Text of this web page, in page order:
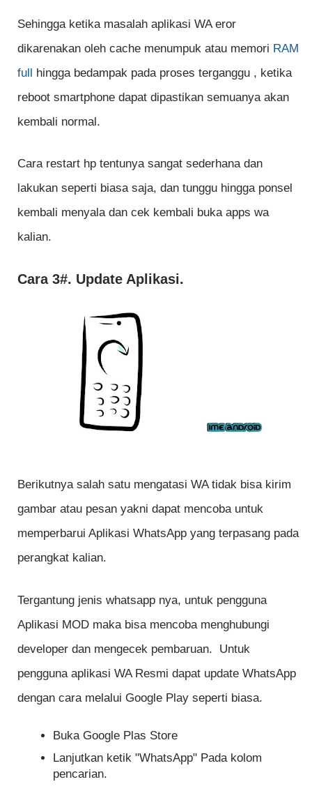
Sehingga ketika masalah aplikasi WA eror
dikarenakan oleh cache menumpuk atau memori RAM
full hingga bedampak pada proses terganggu , ketika
reboot smartphone dapat dipastikan semuanya akan
kembali normal.
Cara restart hp tentunya sangat sederhana dan
lakukan seperti biasa saja, dan tunggu hingga ponsel
kembali menyala dan cek kembali buka apps wa
kalian.
Cara 3#. Update Aplikasi.
Berikutnya salah satu mengatasi WA tidak bisa kirim
gambar atau pesan yakni dapat mencoba untuk
memperbarui Aplikasi WhatsApp yang terpasang pada
perangkat kalian.
Tergantung jenis whatsapp nya, untuk pengguna
Aplikasi MOD maka bisa mencoba menghubungi
developer dan mengecek pembaruan. Untuk
pengguna aplikasi WA Resmi dapat update WhatsApp
dengan cara melalui Google Play seperti biasa.
Buka Google Plas Store
Lanjutkan ketik "WhatsApp" Pada kolom
pencarian.